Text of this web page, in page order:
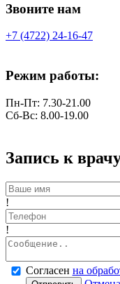
Звоните нам
+7 (4722) 24-16-47
Режим работы:
Пн-Пт: 7.30-21.00
Сб-Вс: 8.00-19.00
Запись к
!
!
Согласен на